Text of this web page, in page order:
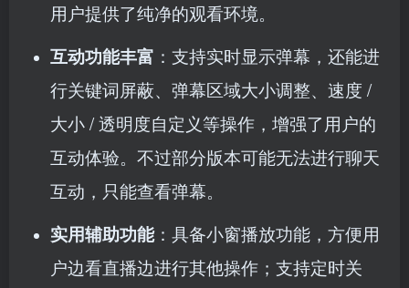
用户提供了纯净的观看环境。
互动功能丰富 ：支持实时显示弹幕，还能进
行关键词屏蔽、弹幕区域大小调整、速度 /
大小 / 透明度自定义等操作，增强了用户的
互动体验。不过部分版本可能无法进行聊天
互动，只能查看弹幕。
实用辅助功能：具备小窗播放功能，方便用
户边看直播边进行其他操作；支持定时关